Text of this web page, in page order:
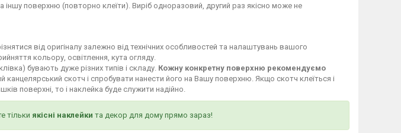
іншу поверхню (повторно клеїти). Виріб одноразовий, другий раз якісно може не
від оригіналу залежно від технічних особливостей та налаштувань вашого
кольору, освітлення, кута огляду.
бувають дуже різних типів і складу. Кожну конкретну поверхню рекомендуємо
канцелярський скотч і спробувати нанести його на Вашу поверхню. Якщо скотч клеїться і
поверхні, то і наклейка буде служити надійно.
тільки якісні наклейки та декор для дому прямо зараз!